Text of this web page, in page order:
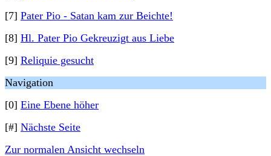
[7] Pater Pio - Satan kam zur Beichte!
[8] Hl. Pater Pio Gekreuzigt aus Liebe
[9] Reliquie gesucht
Navigation
[0] Eine Ebene höher
[#] Nächste Seite
Zur normalen Ansicht wechseln